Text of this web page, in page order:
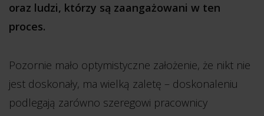
oraz ludzi, którzy są zaangażowani w ten
proces.
Pozornie mało optymistyczne założenie, że nikt nie
jest doskonały, ma wielką zaletę – doskonaleniu
podlegają zarówno szeregowi pracownicy